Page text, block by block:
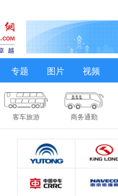
专题 图片 视频
客车旅游 商务通勤